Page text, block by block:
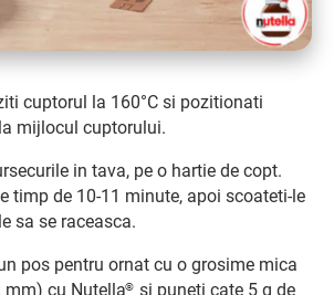
cuptorul la 160°C si pozitionati
mijlocul cuptorului.
in tava, pe o hartie de copt.
timp de 10-11 minute, apoi scoateti-le
sa se raceasca.
pos pentru ornat cu o grosime mica
mm) cu Nutella® si puneti cate 5 g de